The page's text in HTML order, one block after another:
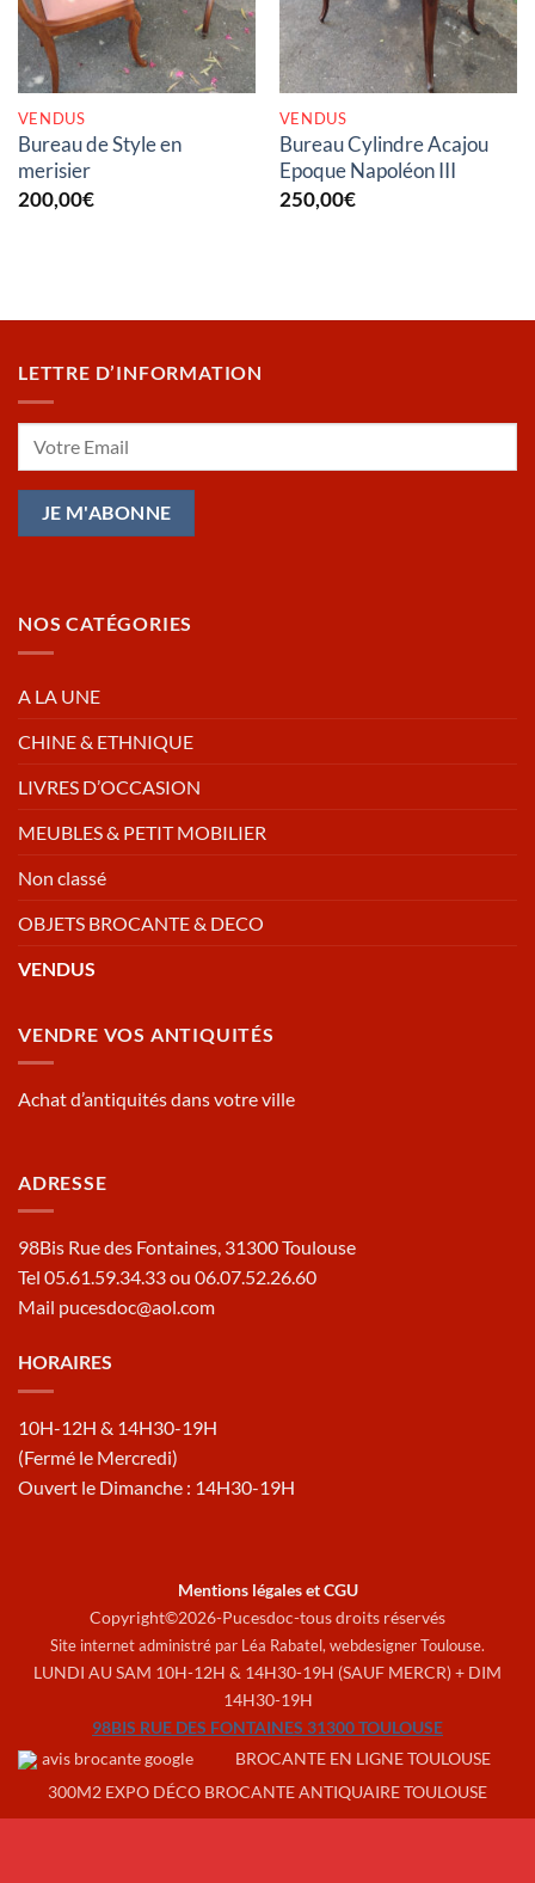
VENDUS
Bureau de Style en
merisier
200,00€
VENDUS
Bureau Cylindre Acajou
Epoque Napoléon III
250,00€
LETTRE D’INFORMATION
NOS CATÉGORIES
A LA UNE
CHINE & ETHNIQUE
LIVRES D’OCCASION
MEUBLES & PETIT MOBILIER
Non classé
OBJETS BROCANTE & DECO
VENDUS
VENDRE VOS ANTIQUITÉS
Achat d’antiquités dans votre ville
ADRESSE
98Bis Rue des Fontaines, 31300 Toulouse
Tel 05.61.59.34.33 ou 06.07.52.26.60
Mail pucesdoc@aol.com
HORAIRES
10H-12H & 14H30-19H
(Fermé le Mercredi)
Ouvert le Dimanche : 14H30-19H
Mentions légales et CGU
Copyright©2026-Pucesdoc-tous droits réservés
Site internet administré par Léa Rabatel, webdesigner Toulouse.
LUNDI AU SAM 10H-12H & 14H30-19H (SAUF MERCR) + DIM
14H30-19H
98BIS RUE DES FONTAINES 31300 TOULOUSE
BROCANTE EN LIGNE TOULOUSE
300M2 EXPO DÉCO BROCANTE ANTIQUAIRE TOULOUSE